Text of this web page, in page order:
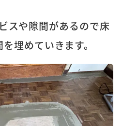
スや隙間があるので床
埋めていきます。